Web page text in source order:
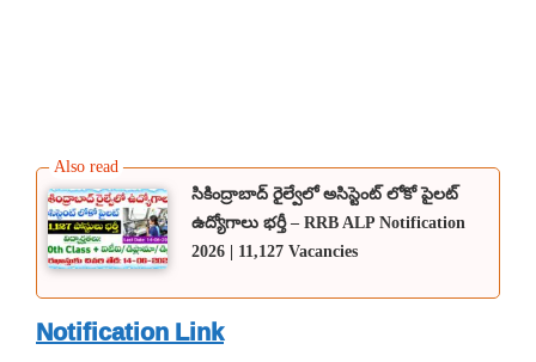
సికింద్రాబాద్ రైల్వేలో అసిస్టెంట్ లోకో పైలట్
ఉద్యోగాలు భర్తీ – RRB ALP Notification
2026 | 11,127 Vacancies
Notification Link